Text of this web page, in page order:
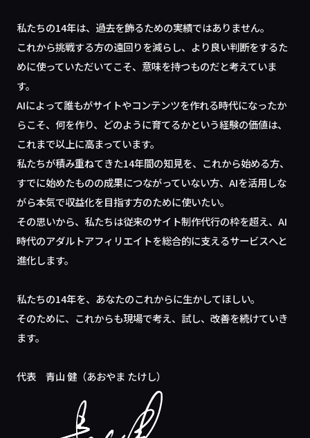
私たちの14年は、過去を飾るための実績ではありません。
これから挑戦する方の遠回りを減らし、より良い判断をするた
めに使っていただいてこそ、意味を持つものだと考えていま
す。
AIによって誰もがサイトやコンテンツを作れる時代になったか
らこそ、何を作り、どのように育てるかという経験の価値は、
これまで以上に高まっています。
私たちが積み重ねてきた14年間の知見を、これから始める方、
すでに始めたものの成果につながっていない方、AIを活用しな
がら本気で収益化を目指す方のために使いたい。
その思いから、私たちは従来のサイト制作代行の枠を超え、AI
時代のアダルトアフィリエイトを総合的に支えるサービスへと
進化します。
私たちの14年を、あなたのこれからに生かしてほしい。
そのために、これからも現場で考え、試し、改善を続けていき
ます。
代表 青山 健（あおやま たけし）